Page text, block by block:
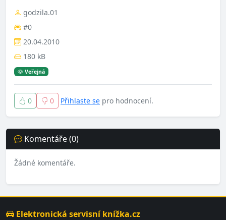
godzila.01
#0
20.04.2010
180 kB
Veřejná
0 0 Přihlaste se pro hodnocení.
Komentáře (0)
Žádné komentáře.
Elektronická servisní knížka.cz